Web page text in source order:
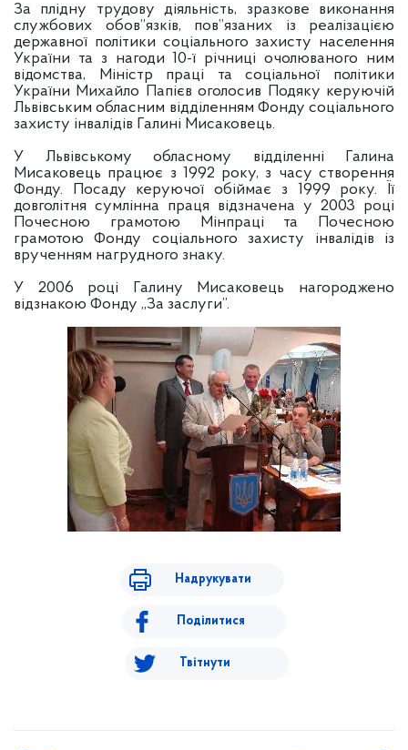
За плідну трудову діяльність, зразкове виконання
службових обов”язків, пов”язаних із реалізацією
державної політики соціального захисту населення
України та з нагоди 10-ї річниці очолюваного ним
відомства, Міністр праці та соціальної політики
України Михайло Папієв оголосив Подяку керуючій
Львівським обласним відділенням Фонду соціального
захисту інвалідів Галині Мисаковець.
У Львівському обласному відділенні Галина
Мисаковець працює з 1992 року, з часу створення
Фонду. Посаду керуючої обіймає з 1999 року. Її
довголітня сумлінна праця відзначена у 2003 році
Почесною грамотою Мінпраці та Почесною
грамотою Фонду соціального захисту інвалідів із
врученням нагрудного знаку.
У 2006 році Галину Мисаковець нагороджено
відзнакою Фонду „За заслуги”.
Надрукувати
Поділитися
Твітнути